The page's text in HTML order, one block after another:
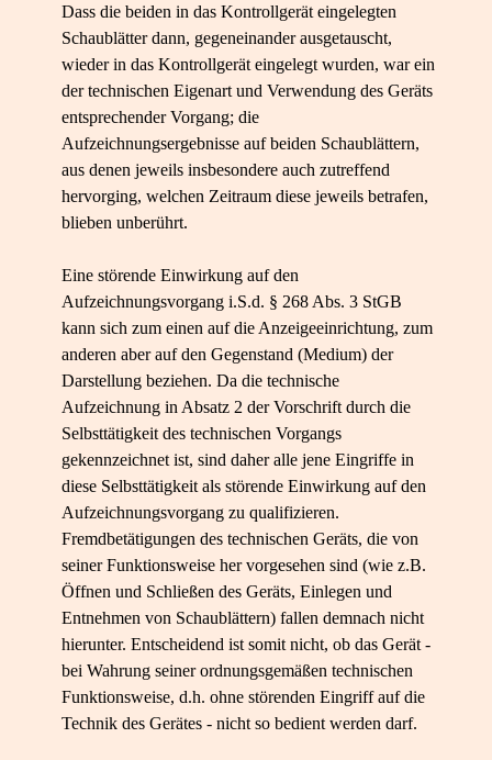
Dass die beiden in das Kontrollgerät eingelegten
Schaublätter dann, gegeneinander ausgetauscht,
wieder in das Kontrollgerät eingelegt wurden, war ein
der technischen Eigenart und Verwendung des Geräts
entsprechender Vorgang; die
Aufzeichnungsergebnisse auf beiden Schaublättern,
aus denen jeweils insbesondere auch zutreffend
hervorging, welchen Zeitraum diese jeweils betrafen,
blieben unberührt.
Eine störende Einwirkung auf den
Aufzeichnungsvorgang i.S.d. § 268 Abs. 3 StGB
kann sich zum einen auf die Anzeigeeinrichtung, zum
anderen aber auf den Gegenstand (Medium) der
Darstellung beziehen. Da die technische
Aufzeichnung in Absatz 2 der Vorschrift durch die
Selbsttätigkeit des technischen Vorgangs
gekennzeichnet ist, sind daher alle jene Eingriffe in
diese Selbsttätigkeit als störende Einwirkung auf den
Aufzeichnungsvorgang zu qualifizieren.
Fremdbetätigungen des technischen Geräts, die von
seiner Funktionsweise her vorgesehen sind (wie z.B.
Öffnen und Schließen des Geräts, Einlegen und
Entnehmen von Schaublättern) fallen demnach nicht
hierunter. Entscheidend ist somit nicht, ob das Gerät -
bei Wahrung seiner ordnungsgemäßen technischen
Funktionsweise, d.h. ohne störenden Eingriff auf die
Technik des Gerätes - nicht so bedient werden darf.